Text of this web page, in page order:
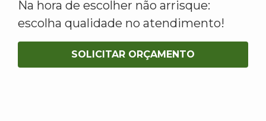
Na hora de escolher não arrisque:
escolha qualidade no atendimento!
SOLICITAR ORÇAMENTO